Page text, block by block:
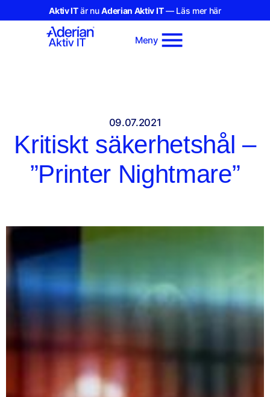
Aktiv ITär nuAderian Aktiv IT— Läs mer här
Meny
09.07.2021
Kritiskt säkerhetshål –
”Printer Nightmare”